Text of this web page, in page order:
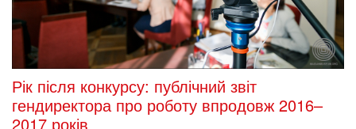
Рік після конкурсу: публічний звіт
гендиректора про роботу впродовж 2016–
2017 років